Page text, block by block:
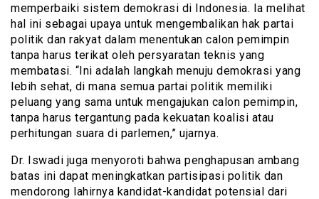
memperbaiki sistem demokrasi di Indonesia. Ia melihat
hal ini sebagai upaya untuk mengembalikan hak partai
politik dan rakyat dalam menentukan calon pemimpin
tanpa harus terikat oleh persyaratan teknis yang
membatasi. “Ini adalah langkah menuju demokrasi yang
lebih sehat, di mana semua partai politik memiliki
peluang yang sama untuk mengajukan calon pemimpin,
tanpa harus tergantung pada kekuatan koalisi atau
perhitungan suara di parlemen,” ujarnya.
Dr. Iswadi juga menyoroti bahwa penghapusan ambang
batas ini dapat meningkatkan partisipasi politik dan
mendorong lahirnya kandidat-kandidat potensial dari